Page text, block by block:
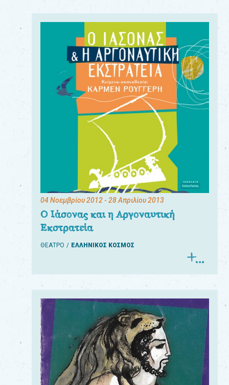
04 Νοεμβρίου 2012- 28 Απριλίου 2013
Ο Ιάσονας και η Αργοναυτική
Εκστρατεία
ΘΕΑΤΡΟ ΕΛΛΗΝΙΚΟΣ ΚΟΣΜΟΣ